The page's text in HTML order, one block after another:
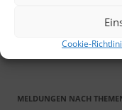
Cookie-
nach:
MELDUNGEN NACH